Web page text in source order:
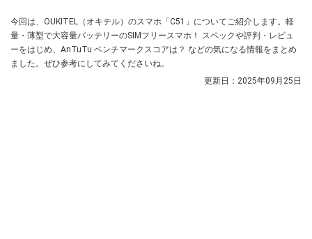
今回は、OUKITEL（オキテル）のスマホ「C51」についてご紹介します。軽
量・薄型で大容量バッテリーのSIMフリースマホ！ スペックや評判・レビュ
ーをはじめ、AnTuTu ベンチマークスコアは？ などの気になる情報をまとめ
ました。ぜひ参考にしてみてくださいね。
更新日： 2025年09月25日